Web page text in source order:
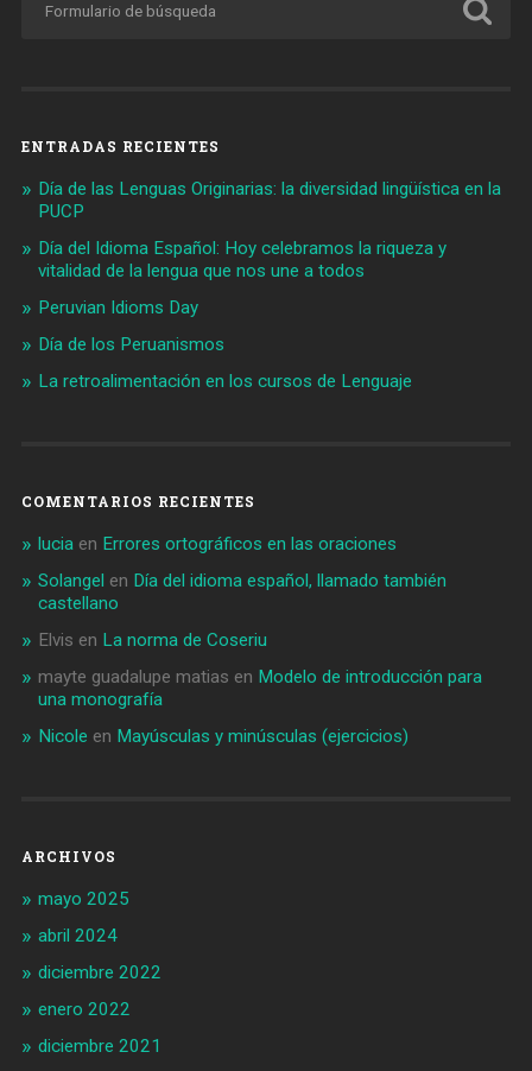
ENTRADAS RECIENTES
Día de las Lenguas Originarias: la diversidad lingüística en la
PUCP
Día del Idioma Español: Hoy celebramos la riqueza y
vitalidad de la lengua que nos une a todos
Peruvian Idioms Day
Día de los Peruanismos
La retroalimentación en los cursos de Lenguaje
COMENTARIOS RECIENTES
luciaen Errores ortográficos en las oraciones
Solangel en Día del idioma español, llamado también
castellano
Elvis en La norma de Coseriu
mayte guadalupe matias en Modelo de introducción para
una monografía
Nicole en Mayúsculas y minúsculas (ejercicios)
ARCHIVOS
mayo 2025
abril 2024
diciembre 2022
enero 2022
diciembre 2021